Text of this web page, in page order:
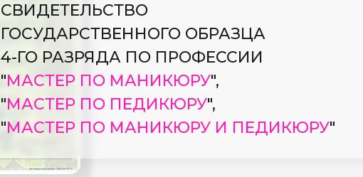
СВИДЕТЕЛЬСТВО
ГОСУДАРСТВЕННОГО ОБРАЗЦА
4-ГО РАЗРЯДА ПО ПРОФЕССИИ
"МАСТЕР ПО МАНИКЮРУ",
"МАСТЕР ПО ПЕДИКЮРУ",
"МАСТЕР ПО МАНИКЮРУ И ПЕДИКЮРУ"